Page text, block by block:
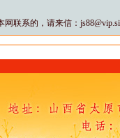
联系的，请来信：